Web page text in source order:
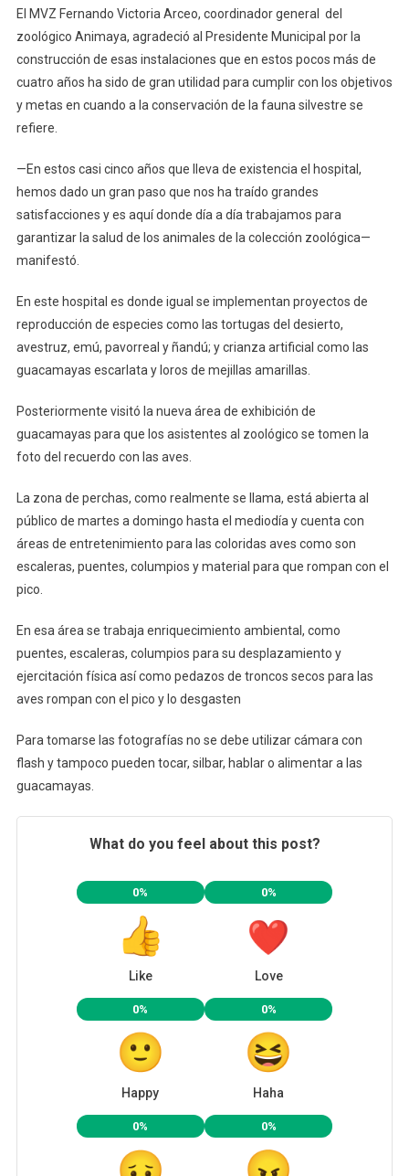
El MVZ Fernando Victoria Arceo, coordinador general del
zoológico Animaya, agradeció al Presidente Municipal por la
construcción de esas instalaciones que en estos pocos más de
cuatro años ha sido de gran utilidad para cumplir con los objetivos
y metas en cuando a la conservación de la fauna silvestre se
refiere.
—En estos casi cinco años que lleva de existencia el hospital,
hemos dado un gran paso que nos ha traído grandes
satisfacciones y es aquí donde día a día trabajamos para
garantizar la salud de los animales de la colección zoológica—
manifestó.
En este hospital es donde igual se implementan proyectos de
reproducción de especies como las tortugas del desierto,
avestruz, emú, pavorreal y ñandú; y crianza artificial como las
guacamayas escarlata y loros de mejillas amarillas.
Posteriormente visitó la nueva área de exhibición de
guacamayas para que los asistentes al zoológico se tomen la
foto del recuerdo con las aves.
La zona de perchas, como realmente se llama, está abierta al
público de martes a domingo hasta el mediodía y cuenta con
áreas de entretenimiento para las coloridas aves como son
escaleras, puentes, columpios y material para que rompan con el
pico.
En esa área se trabaja enriquecimiento ambiental, como
puentes, escaleras, columpios para su desplazamiento y
ejercitación física así como pedazos de troncos secos para las
aves rompan con el pico y lo desgasten
Para tomarse las fotografías no se debe utilizar cámara con
flash y tampoco pueden tocar, silbar, hablar o alimentar a las
guacamayas.
What do you feel about this post?
0%
Like
0%
Love
0%
Happy
0%
Haha
0% 0%